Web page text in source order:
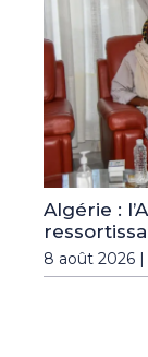
Algérie :
8 août 2026 |